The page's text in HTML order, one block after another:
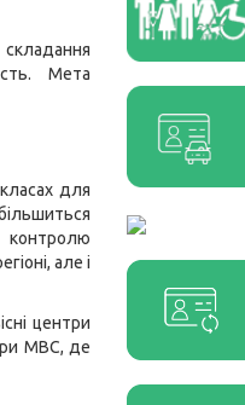
Мета
для
контролю
але і
центри
МВС, де